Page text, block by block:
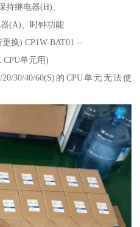
持继电器(H)、
(A)、时钟功能
换) CP1W-BAT01 --
CPU单元用)
20/30/40/60(S)的CPU单元无法使